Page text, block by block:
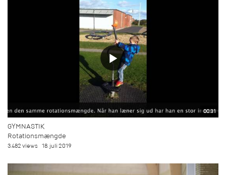
00:31
GYMNASTIK
Rotationsmængde
3.482 views 18. juli 2019